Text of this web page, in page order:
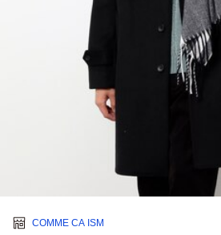
COMME CA ISM